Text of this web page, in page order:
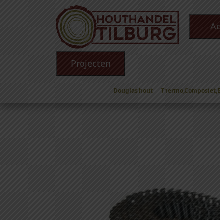
Projecten
Douglas hout
Toebehoren/ IJzerwaren/(Ring)